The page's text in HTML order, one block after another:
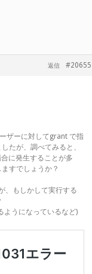
#20655
返信
ザーに対してgrant で指
たが、調べてみると、
合に発生することが多
すでしょうか？
、もしかして実行する
ようになっているなど)